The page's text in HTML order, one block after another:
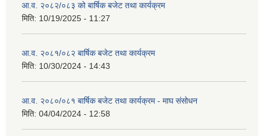
आ.व. २०८२/०८३ को बार्षिक बजेट तथा कार्यक्रम
मिति: 10/19/2025 - 11:27
आ.व. २०८१/०८२ बार्षिक बजेट तथा कार्यक्रम
मिति: 10/30/2024 - 14:43
आ.व. २०८०/०८१ बार्षिक बजेट तथा कार्यक्रम - माघ संसोधन
मिति: 04/04/2024 - 12:58